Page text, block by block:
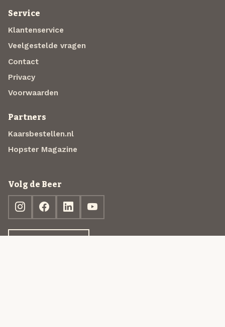
Service
Klantenservice
Veelgestelde vragen
Contact
Privacy
Voorwaarden
Partners
Kaarsbestellen.nl
Hopster Magazine
Volg de Beer